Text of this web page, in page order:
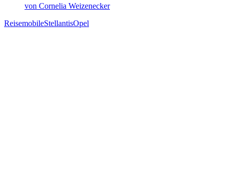
von Cornelia Weizenecker
ReisemobileStellantisOpel